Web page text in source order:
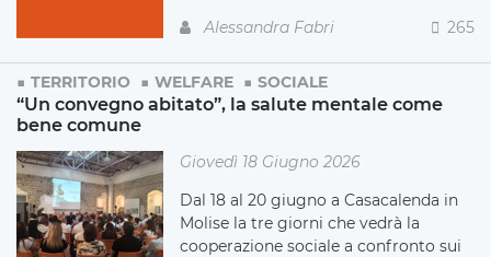
Alessandra Fabri
265
TERRITORIO WELFARE SOCIALE
“Un convegno abitato”, la salute mentale come
bene comune
Giovedì 18 Giugno 2026
Dal 18 al 20 giugno a Casacalenda in
Molise la tre giorni che vedrà la
cooperazione sociale a confronto sui